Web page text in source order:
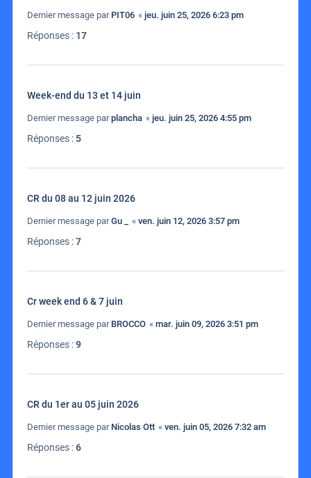
Dernier message par PIT06 « jeu. juin 25, 2026 6:23 pm
Réponses : 17
Week-end du 13 et 14 juin
Dernier message parplancha « jeu. juin 25, 2026 4:55 pm
Réponses :5
CR du 08 au 12 juin 2026
Dernier message parGu _ « ven. juin 12, 2026 3:57 pm
Réponses :7
Cr week end 6 & 7 juin
Dernier message par BROCCO « mar. juin 09, 2026 3:51 pm
Réponses :9
CR du 1er au 05 juin 2026
Dernier message par Nicolas Ott « ven. juin 05, 2026 7:32 am
Réponses :6